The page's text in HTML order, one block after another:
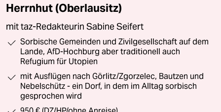
Herrnhut (Oberlausitz)
mit taz-Redakteurin Sabine Seifert
Sorbische Gemeinden und Zivilgesellschaft auf dem
Lande, AfD-Hochburg aber traditionell auch
Refugium für Utopien
mit Ausflügen nach Görlitz/Zgorzelec, Bautzen und
Nebelschütz - ein Dorf, in dem im Alltag sorbisch
gesprochen wird